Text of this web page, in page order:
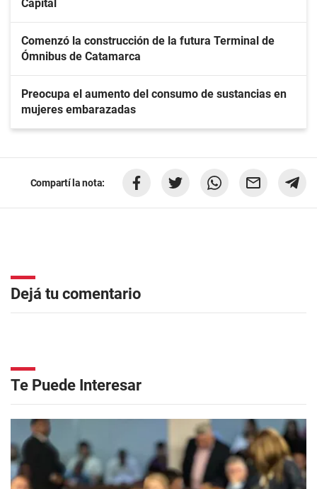
Capital
Comenzó la construcción de la futura Terminal de
Ómnibus de Catamarca
Preocupa el aumento del consumo de sustancias en
mujeres embarazadas
Compartí la nota:
Dejá tu comentario
Te Puede Interesar